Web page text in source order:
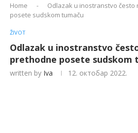
Home -
Odlazak u inostranstvo često
posete sudskom tumaču
ŽIVOT
Odlazak u inostranstvo
prethodne posete sudskom
written by Iva 12. октобар 2022.